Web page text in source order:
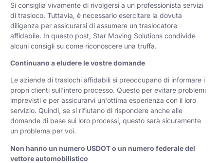
Si consiglia vivamente di rivolgersi a un professionista servizi
di trasloco. Tuttavia, è necessario esercitare la dovuta
diligenza per assicurarsi di assumere un traslocatore
affidabile. In questo post, Star Moving Solutions condivide
alcuni consigli su come riconoscere una truffa.
Continuano a eludere le vostre domande
Le aziende di traslochi affidabili si preoccupano di informare i
propri clienti sull'intero processo. Questo per evitare problemi
imprevisti e per assicurarvi un'ottima esperienza con il loro
servizio. Quindi, se si rifiutano di rispondere anche alle
domande di base sui loro processi, questo sarà sicuramente
un problema per voi.
Non hanno un numero USDOT o un numero federale del
vettore automobilistico